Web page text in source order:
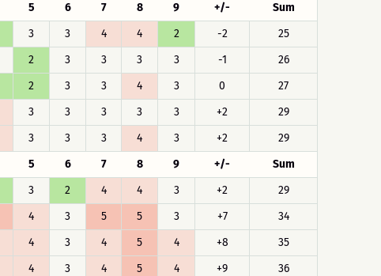
5 6 7 8 9 +/-
Sum
3 3 4 4 2 -2
25
2 3 3 3 3 -1
26
2 3 3 4 3 0
27
3 3 3 3 3 +2
29
3 3 3 4 3 +2
29
5 6 7 8 9 +/-
Sum
3 2 4 4 3 +2
29
4 3 5 5 3 +7
34
4 3 4 5 4 +8
35
4 3 4 5 4 +9
36